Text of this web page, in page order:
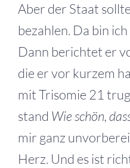
Aber der Staat
bezahlen. Da bin
Dann berichtet er
die er vor kurzem
mit Trisomie 21
stand Wie schön,
mir ganz
Herz. Und es ist